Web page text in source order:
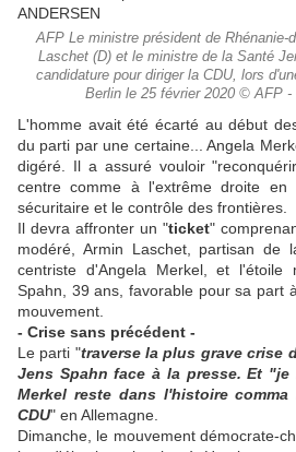
AFP Le ministre président de Rhénanie-
Laschet (D) et le ministre de la Santé
candidature pour diriger la CDU, lors
Berlin le 25 février 2020 © AFP -
L'homme avait été écarté au début
du parti par une certaine... Angela
digéré. Il a assuré vouloir
centre comme à l'extrême droite en
sécuritaire et le contrôle des frontières.
Il devra affronter un "ticket"
modéré, Armin Laschet, partisan de
centriste d'Angela Merkel, et l'étoile
Spahn, 39 ans, favorable pour sa part
mouvement.
- Crise sans précédent -
Le parti "traverse la plus grave crise
Jens Spahn face à la presse. Et
Merkel reste dans l'histoire comma
CDU" en Allemagne.
Dimanche, le mouvement démocrate-